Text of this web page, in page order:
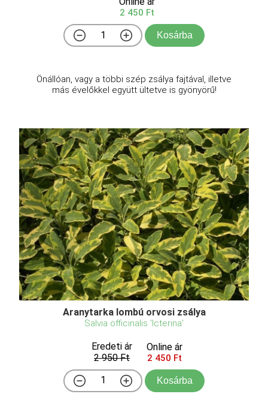
2 450 Ft
Kosárba
Önállóan, vagy a többi szép zsálya fajtával, illetve
más évelőkkel együtt ültetve is gyönyörű!
Aranytarka lombú orvosi zsálya
Salvia officinalis 'Icterina'
Eredeti ár
2 950 Ft
Online ár
2 450 Ft
Kosárba